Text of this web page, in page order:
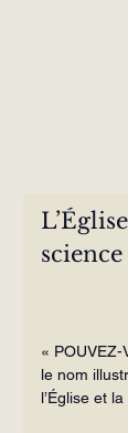
science
« POUVEZ-
le nom
l’Église et la